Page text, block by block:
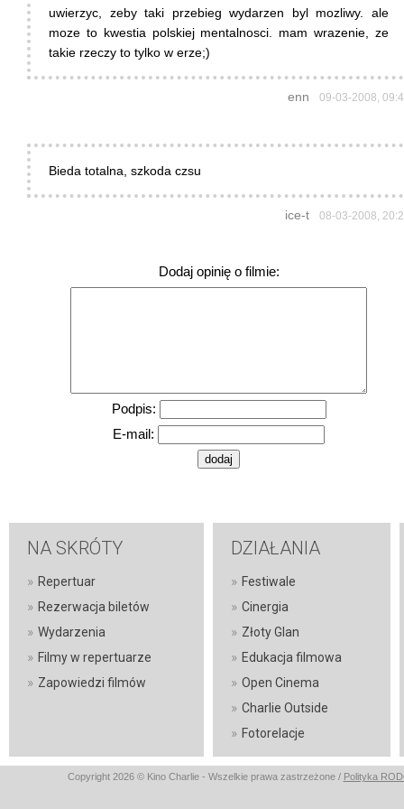
uwierzyc, zeby taki przebieg wydarzen byl mozliwy. ale
moze to kwestia polskiej mentalnosci. mam wrazenie, ze
takie rzeczy to tylko w erze;)
enn 09-03-2008,
Bieda totalna, szkoda czsu
ice-t 08-03-2008,
Dodaj opinię o filmie:
Podpis:
E-mail:
NA SKRÓTY
» Repertuar
» Rezerwacja biletów
» Wydarzenia
» Filmy w repertuarze
» Zapowiedzi filmów
DZIAŁANIA
» Festiwale
» Cinergia
» Złoty Glan
» Edukacja filmowa
» Open Cinema
» Charlie Outside
» Fotorelacje
Copyright 2026 © Kino Charlie - Wszelkie prawa zastrzeżone / Polityka